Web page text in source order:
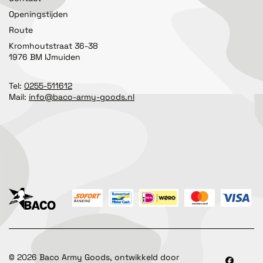
Openingstijden
Route
Kromhoutstraat 36-38
1976 BM IJmuiden
Tel: 0255-511612
Mail: info@baco-army-goods.nl
© 2026 Baco Army Goods, ontwikkeld door